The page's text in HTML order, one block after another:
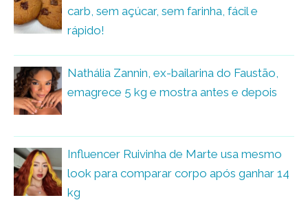
carb, sem açúcar, sem farinha, fácil e
rápido!
Nathália Zannin, ex-bailarina do Faustão,
emagrece 5 kg e mostra antes e depois
Influencer Ruivinha de Marte usa mesmo
look para comparar corpo após ganhar 14
kg